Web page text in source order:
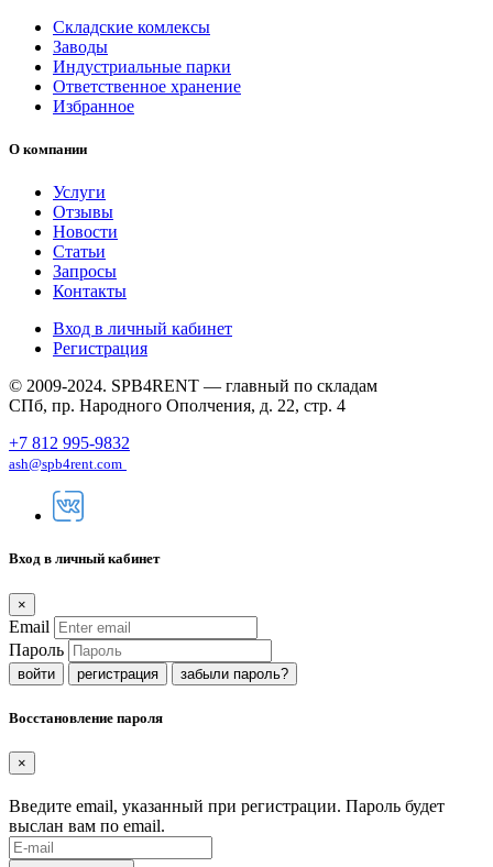
Складские комлексы
Заводы
Индустриальные парки
Ответственное хранение
Избранное
О компании
Услуги
Отзывы
Новости
Статьи
Запросы
Контакты
Вход в личный кабинет
Регистрация
© 2009-2024. SPB4RENT — главный по складам
СПб, пр. Народного Ополчения, д. 22, стр. 4
+7 812 995-9832
ash@spb4rent.com
Вход в личный кабинет
×
Email
Пароль
регистрация забыли пароль?
Восстановление пароля
×
Введите email, указанный при регистрации. Пароль будет
выслан вам по email.